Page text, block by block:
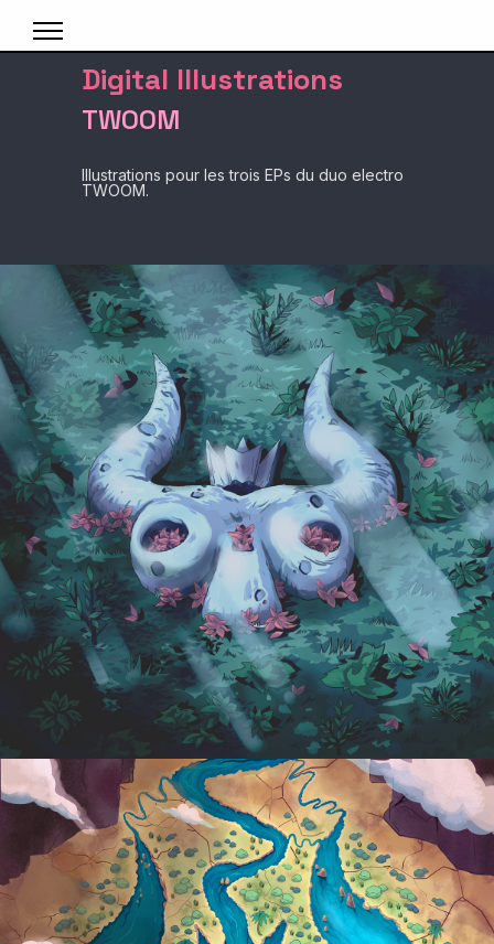
Digital Illustrations
TWOOM
Illustrations pour les trois EPs du duo electro
TWOOM.